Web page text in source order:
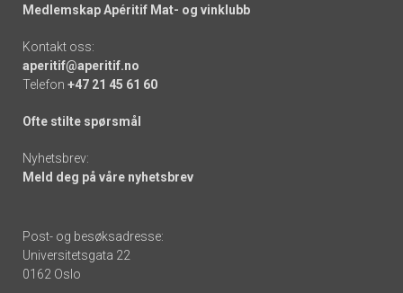
Medlemskap Apéritif Mat- og vinklubb
Kontakt oss:
aperitif@aperitif.no
Telefon +47 21 45 61 60
Ofte stilte spørsmål
Nyhetsbrev:
Meld deg på våre nyhetsbrev
Post- og besøksadresse:
Universitetsgata 22
0162 Oslo